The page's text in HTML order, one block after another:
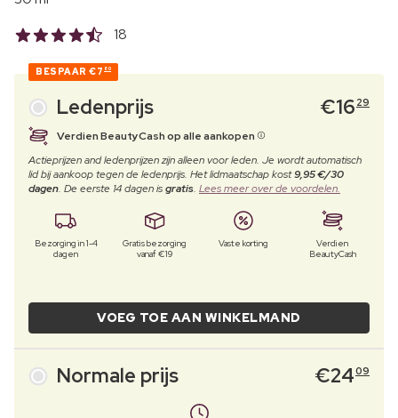
18
BESPAAR €7 80
Ledenprijs €16 29
Verdien BeautyCash op alle aankopen
Actieprijzen and ledenprijzen zijn alleen voor leden. Je wordt automatisch
lid bij aankoop tegen de ledenprijs. Het lidmaatschap kost9,95 €/30
dagen. De eerste 14 dagen isgratis. Lees meer over de voordelen.
Bezorging in 1-4
dagen
Gratis bezorging
vanaf €19
Vaste korting
Verdien
BeautyCash
VOEG TOE AAN WINKELMAND
Normale prijs €2409